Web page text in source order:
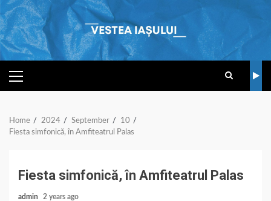
Skip
to
content
PRIMARY
MENU
Home 2024 September
10
Fiesta simfonică, în Amfiteatrul Palas
Fiesta simfonică, în Amfiteatrul Palas
admin 2 years ago